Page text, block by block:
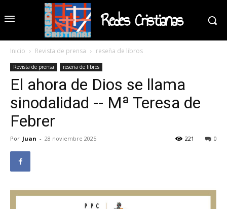
Redes Cristianas
Inicio Revista de prensa reseña de libros
Revista de prensa reseña de libros
El ahora de Dios se llama
sinodalidad -- Mª Teresa de
Febrer
Por Juan - 28 noviembre 2025 0
221